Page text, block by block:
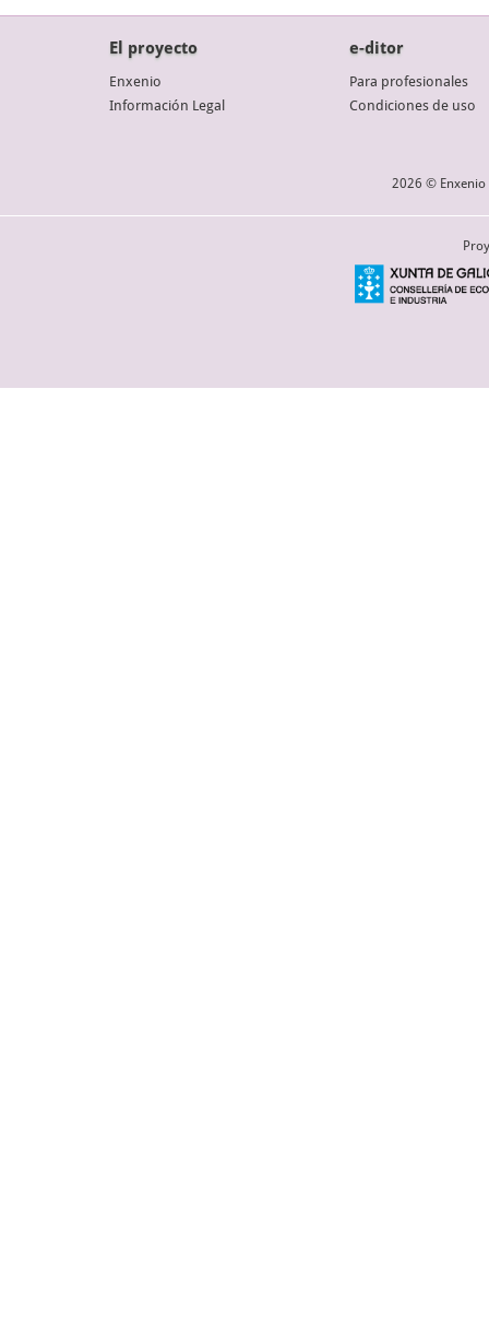
El proyecto
Enxenio
Información Legal
e-ditor
Para profesionales
Condiciones de uso
2026 © Enxenio